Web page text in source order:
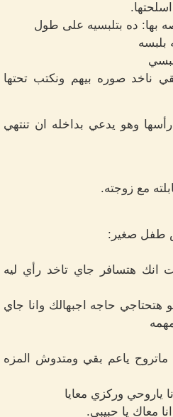
بها: ده بتلبسيه على طول
بلبسه
ناخد صوره بيهم ونكتب تحتها
وهو يدعي بداخله ان تنتهي
مع زوجته.
طفل صغير:
هتسافر جاي تاخد رأي ليه
حاجه اجبهالك وانا جاي
ياعم بقي ومتدوش المزه
ياروحي وركزي معايا
معاك يا حبيبي.